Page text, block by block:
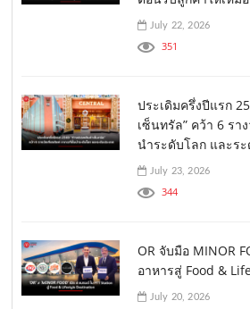
July 22, 2026
351
ประเดิมครึ่งปีแรก
เซ็นทรัล” คว้า 6 รา
นำระดับโลก และร
July 23, 2026
344
OR จับมือ MINOR
อาหารสู่ Food &
July 20, 2026